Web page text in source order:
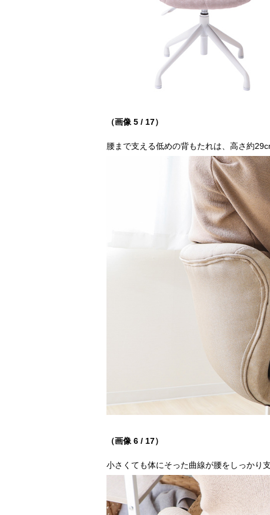
（画像 5 / 17）
腰まで支える低めの背もたれは、高さ約
（画像 6 / 17）
小さくても体にそった曲線が腰をしっかり